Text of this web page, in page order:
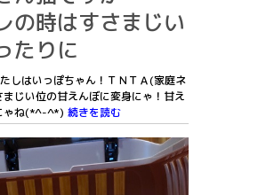
の時はすさまじい
たりに
はいっぽちゃん！ＴＮＴＡ(家庭ネ
じい位の甘えんぼに変身にゃ！甘え
ゃね(*^-^*) 続きを読む